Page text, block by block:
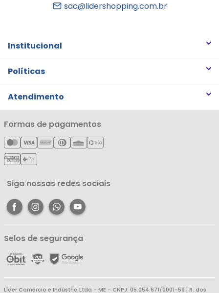
sac@lidershopping.com.br
Institucional
Quem somos
Notícias
Cartão Líderzan
Políticas
Trocas e Devoluções
Política de Privacidade
Política de Entrega
Política de Reembolso
Atendimento
Minha Conta
Meus Pedidos
Meus Favoritos
Central de Atendimento
Formas de pagamentos
Siga nossas redes sociais
Selos de segurança
Líder Comércio e Indústria Ltda - ME - CNPJ: 05.054.671/0001-59 | R. dos